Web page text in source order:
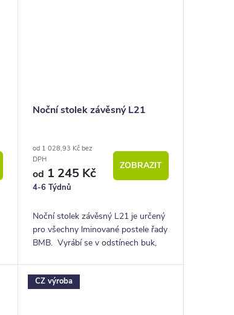
Noční stolek závěsný L21
od 1 028,93 Kč bez
DPH
od 1 245 Kč
4-6 Týdnů
ZOBRAZIT
Noční stolek závěsný L21 je určený
pro všechny lminované postele řady
BMB. Vyrábí se v odstínech buk,
CZ výroba